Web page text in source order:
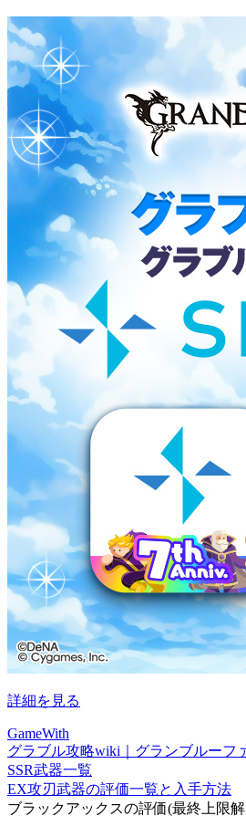
詳細を見る
GameWith
グラブル攻略wiki｜グランブルーフ
SSR武器一覧
EX攻刃武器の評価一覧と入手方法
ブラックアックスの評価(最終上限